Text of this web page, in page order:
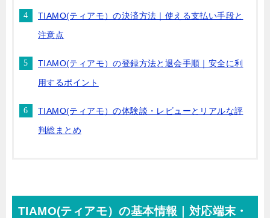
TIAMO(ティアモ）の決済方法｜使える支払い手段と
注意点
TIAMO(ティアモ）の登録方法と退会手順｜安全に利
用するポイント
TIAMO(ティアモ）の体験談・レビューとリアルな評
判総まとめ
TIAMO(ティアモ）の基本情報｜対応端末・